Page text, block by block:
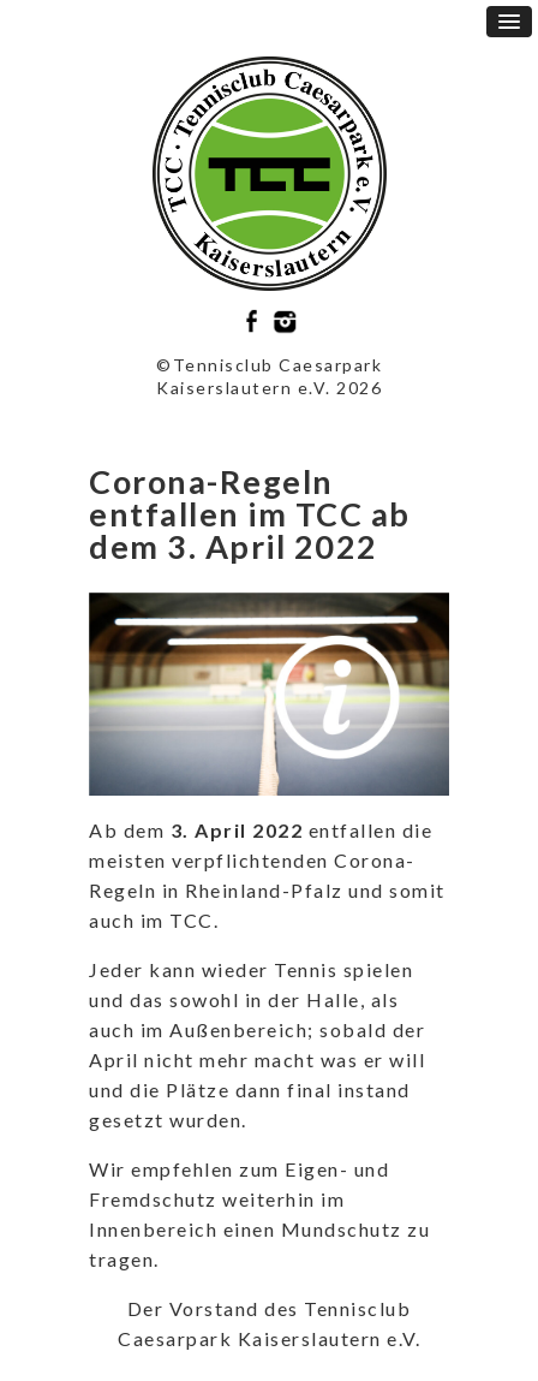
©Tennisclub Caesarpark
Kaiserslautern e.V. 2026
Corona-Regeln
entfallen im TCC ab
dem 3. April 2022
Ab dem 3. April 2022 entfallen die
meisten verpflichtenden Corona-
Regeln in Rheinland-Pfalz und somit
auch im TCC.
Jeder kann wieder Tennis spielen
und das sowohl in der Halle, als
auch im Außenbereich; sobald der
April nicht mehr macht was er will
und die Plätze dann final instand
gesetzt wurden.
Wir empfehlen zum Eigen- und
Fremdschutz weiterhin im
Innenbereich einen Mundschutz zu
tragen.
Der Vorstand des Tennisclub
Caesarpark Kaiserslautern e.V.